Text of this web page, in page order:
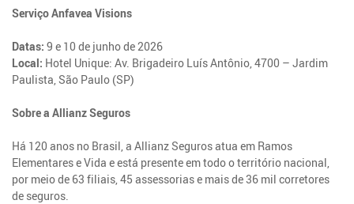
Serviço Anfavea Visions
Datas: 9 e 10 de junho de 2026
Local: Hotel Unique: Av. Brigadeiro Luís Antônio, 4700 – Jardim
Paulista, São Paulo (SP)
Sobre a Allianz Seguros
Há 120 anos no Brasil, a Allianz Seguros atua em Ramos
Elementares e Vida e está presente em todo o território nacional,
por meio de 63 filiais, 45 assessorias e mais de 36 mil corretores
de seguros.